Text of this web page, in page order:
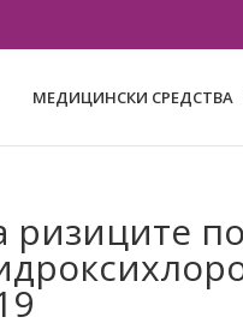
МЕДИЦИНСКИ СРЕДСТВА
ризиците